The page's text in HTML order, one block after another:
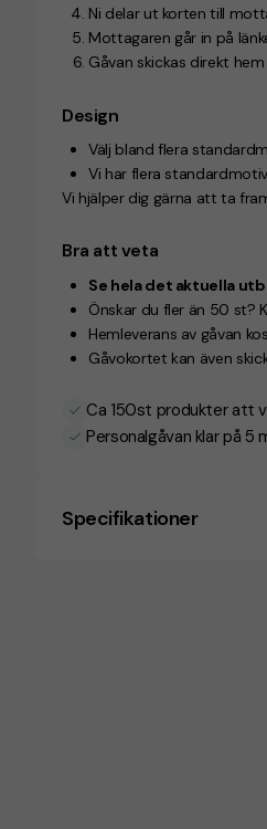
Ni delar ut korten till
Mottagaren går in på
Gåvan skickas direkt
Design
Välj bland flera
Vi har flera
Vi hjälper dig gärna att ta
Bra att veta
Se hela det aktuella
Önskar du fler än 50 st?
Hemleverans av gåvan
Gåvokortet kan även
Ca 150st produkter att
Personalgåvan klar på 5
Specifikationer